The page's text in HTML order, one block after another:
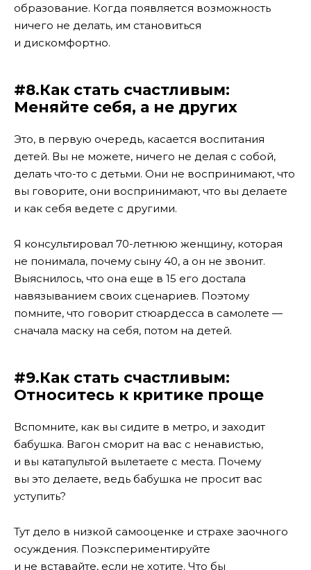
образование. Когда появляется возможность
ничего не делать, им становиться
и дискомфортно.
#8.Как стать счастливым:
Меняйте себя, а не других
Это, в первую очередь, касается воспитания
детей. Вы не можете, ничего не делая с собой,
делать что-то с детьми. Они не воспринимают, что
вы говорите, они воспринимают, что вы делаете
и как себя ведете с другими.
Я консультировал 70-летнюю женщину, которая
не понимала, почему сыну 40, а он не звонит.
Выяснилось, что она еще в 15 его достала
навязыванием своих сценариев. Поэтому
помните, что говорит стюардесса в самолете —
сначала маску на себя, потом на детей.
#9.Как стать счастливым:
Относитесь к критике проще
Вспомните, как вы сидите в метро, и заходит
бабушка. Вагон сморит на вас с ненавистью,
и вы катапультой вылетаете с места. Почему
вы это делаете, ведь бабушка не просит вас
уступить?
Тут дело в низкой самооценке и страхе заочного
осуждения. Поэкспериментируйте
и не вставайте, если не хотите. Что бы